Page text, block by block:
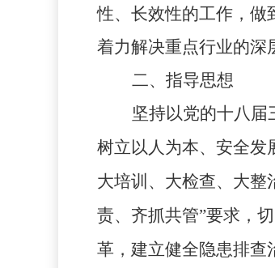
性、长效性的工作，做
着力解决重点行业的深
二、指导思想
坚持以党的十八
树立以人为本、安全发
大培训、大检查、大整
责、齐抓共管”要求，
革，建立健全隐患排查